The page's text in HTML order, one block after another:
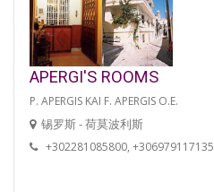
APERGI'S ROOMS
P. APERGIS KAI F. APERGIS O.E.
锡罗斯 - 荷莫波利斯
+302281085800, +306979117135